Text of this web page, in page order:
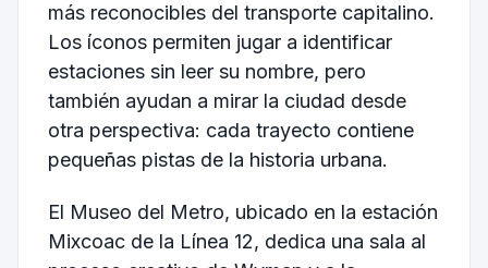
más reconocibles del transporte capitalino.
Los íconos permiten jugar a identificar
estaciones sin leer su nombre, pero
también ayudan a mirar la ciudad desde
otra perspectiva: cada trayecto contiene
pequeñas pistas de la historia urbana.
El Museo del Metro, ubicado en la estación
Mixcoac de la Línea 12, dedica una sala al